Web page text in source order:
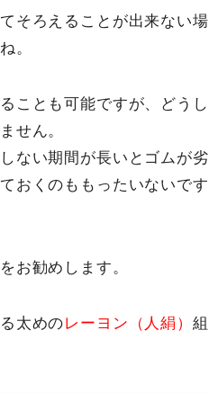
そろえることが出来ない場
。
ことも可能ですが、どうし
せん。
ない期間が長いとゴムが劣
おくのももったいないです
お勧めします。
太めのレーヨン（人絹） 組